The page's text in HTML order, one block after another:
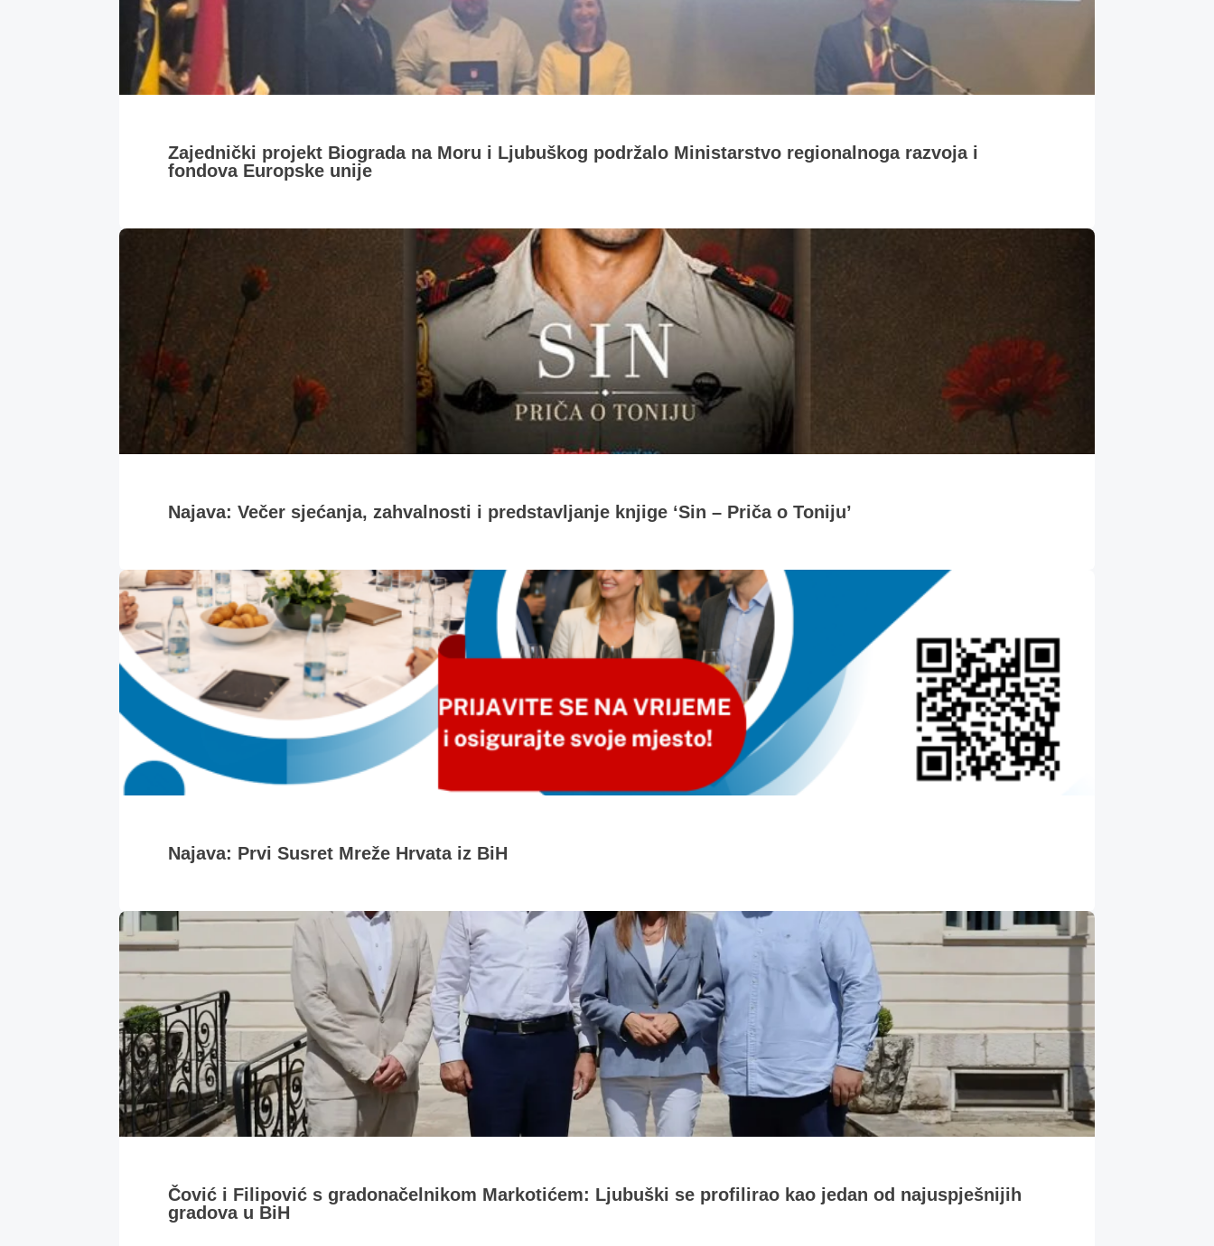
Zajednički projekt Biograda na Moru i Ljubuškog podržalo Ministarstvo regionalnoga razvoja i
fondova Europske unije
Najava: Večer sjećanja, zahvalnosti i predstavljanje knjige ‘Sin – Priča o Toniju’
Najava: Prvi Susret Mreže Hrvata iz BiH
Čović i Filipović s gradonačelnikom Markotićem: Ljubuški se profilirao kao jedan od najuspješnijih
gradova u BiH